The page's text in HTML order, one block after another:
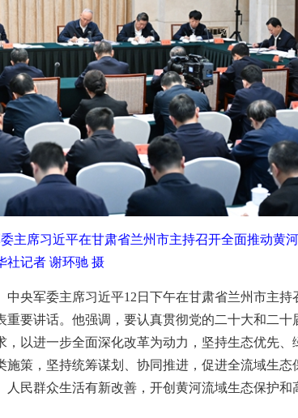
主席习近平在甘肃省兰州市主持召开全面推动黄河
社记者 谢环驰 摄
央军委主席习近平12日下午在甘肃省兰州市主持
要讲话。他强调，要认真贯彻党的二十大和二十
以进一步全面深化改革为动力，坚持生态优先、
策，坚持统筹谋划、协同推进，促进全流域生态
民群众生活有新改善，开创黄河流域生态保护和